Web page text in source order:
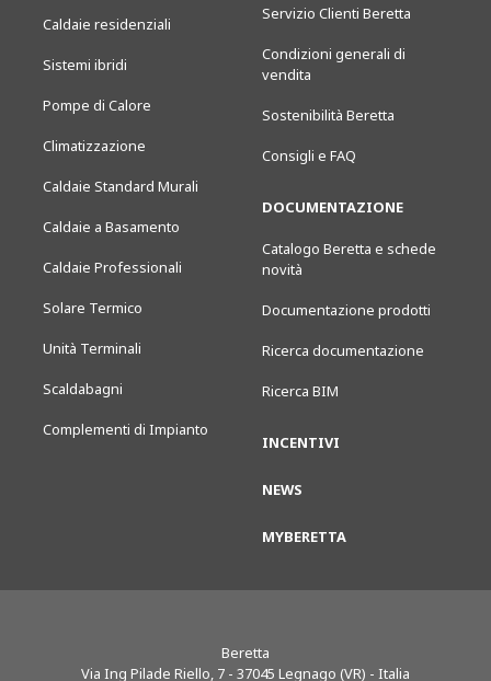
Caldaie residenziali
Sistemi ibridi
Pompe di Calore
Climatizzazione
Caldaie Standard Murali
Caldaie a Basamento
Caldaie Professionali
Solare Termico
Unità Terminali
Scaldabagni
Complementi di Impianto
Servizio Clienti Beretta
Condizioni generali di
vendita
Sostenibilità Beretta
Consigli e FAQ
DOCUMENTAZIONE
Catalogo Beretta e schede
novità
Documentazione prodotti
Ricerca documentazione
Ricerca BIM
INCENTIVI
NEWS
MYBERETTA
Beretta
Via Ing Pilade Riello, 7 - 37045 Legnago (VR) - Italia